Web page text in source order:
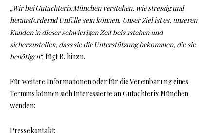
„Wir bei Gutachterix München verstehen, wie stressig und
herausfordernd Unfälle sein können. Unser Ziel ist es, unseren
Kunden in dieser schwierigen Zeit beizustehen und
sicherzustellen, dass sie die Unterstützung bekommen, die sie
benötigen“, fügt B. hinzu.
Für weitere Informationen oder für die Vereinbarung eines
Termins können sich Interessierte an Gutachterix München
wenden:
Pressekontakt: